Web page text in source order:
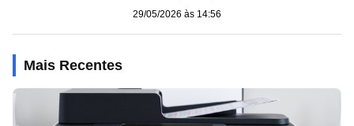
29/05/2026 às 14:56
Mais Recentes